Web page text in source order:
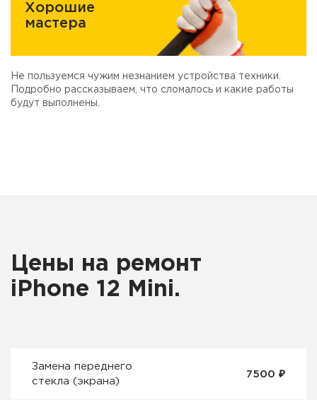
Хорошие
мастера
Не пользуемся чужим незнанием устройства техники.
Подробно рассказываем, что сломалось и какие работы
будут выполнены.
Цены на ремонт
iPhone 12 Mini.
Замена переднего
стекла (экрана)
7500 ₽